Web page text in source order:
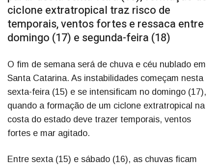
ciclone extratropical traz risco de
temporais, ventos fortes e ressaca entre
domingo (17) e segunda-feira (18)
O fim de semana será de chuva e céu nublado em
Santa Catarina. As instabilidades começam nesta
sexta-feira (15) e se intensificam no domingo (17),
quando a formação de um ciclone extratropical na
costa do estado deve trazer temporais, ventos
fortes e mar agitado.
Entre sexta (15) e sábado (16), as chuvas ficam